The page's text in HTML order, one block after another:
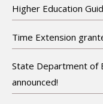
Higher Education
Time Extension
State Department of
announced!